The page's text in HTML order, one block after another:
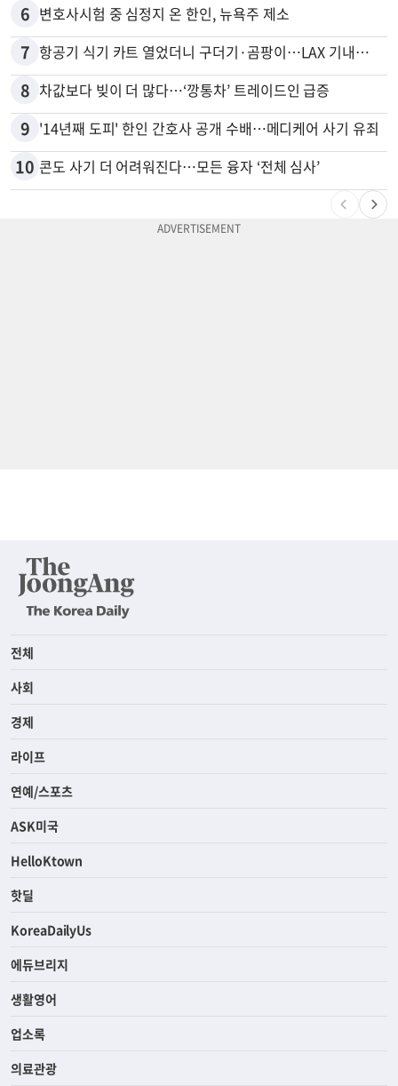
6 변호사시험 중 심정지 온 한인, 뉴욕주 제소
7 항공기 식기 카트 열었더니 구더기·곰팡이…LAX 기내식 업체 논란
8 차값보다 빚이 더 많다…‘깡통차’ 트레이드인 급증
9 '14년째 도피' 한인 간호사 공개 수배…메디케어 사기 유죄
10 콘도 사기 더 어려워진다…모든 융자 ‘전체 심사’
전체
사회
경제
라이프
연예/스포츠
ASK미국
HelloKtown
핫딜
KoreaDailyUs
에듀브리지
생활영어
업소록
의료관광